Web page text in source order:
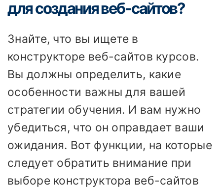
для создания веб-сайтов?
Знайте, что вы ищете в
конструкторе веб-сайтов курсов.
Вы должны определить, какие
особенности важны для вашей
стратегии обучения. И вам нужно
убедиться, что он оправдает ваши
ожидания. Вот функции, на которые
следует обратить внимание при
выборе конструктора веб-сайтов